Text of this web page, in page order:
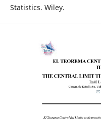
Statistics. Wiley.